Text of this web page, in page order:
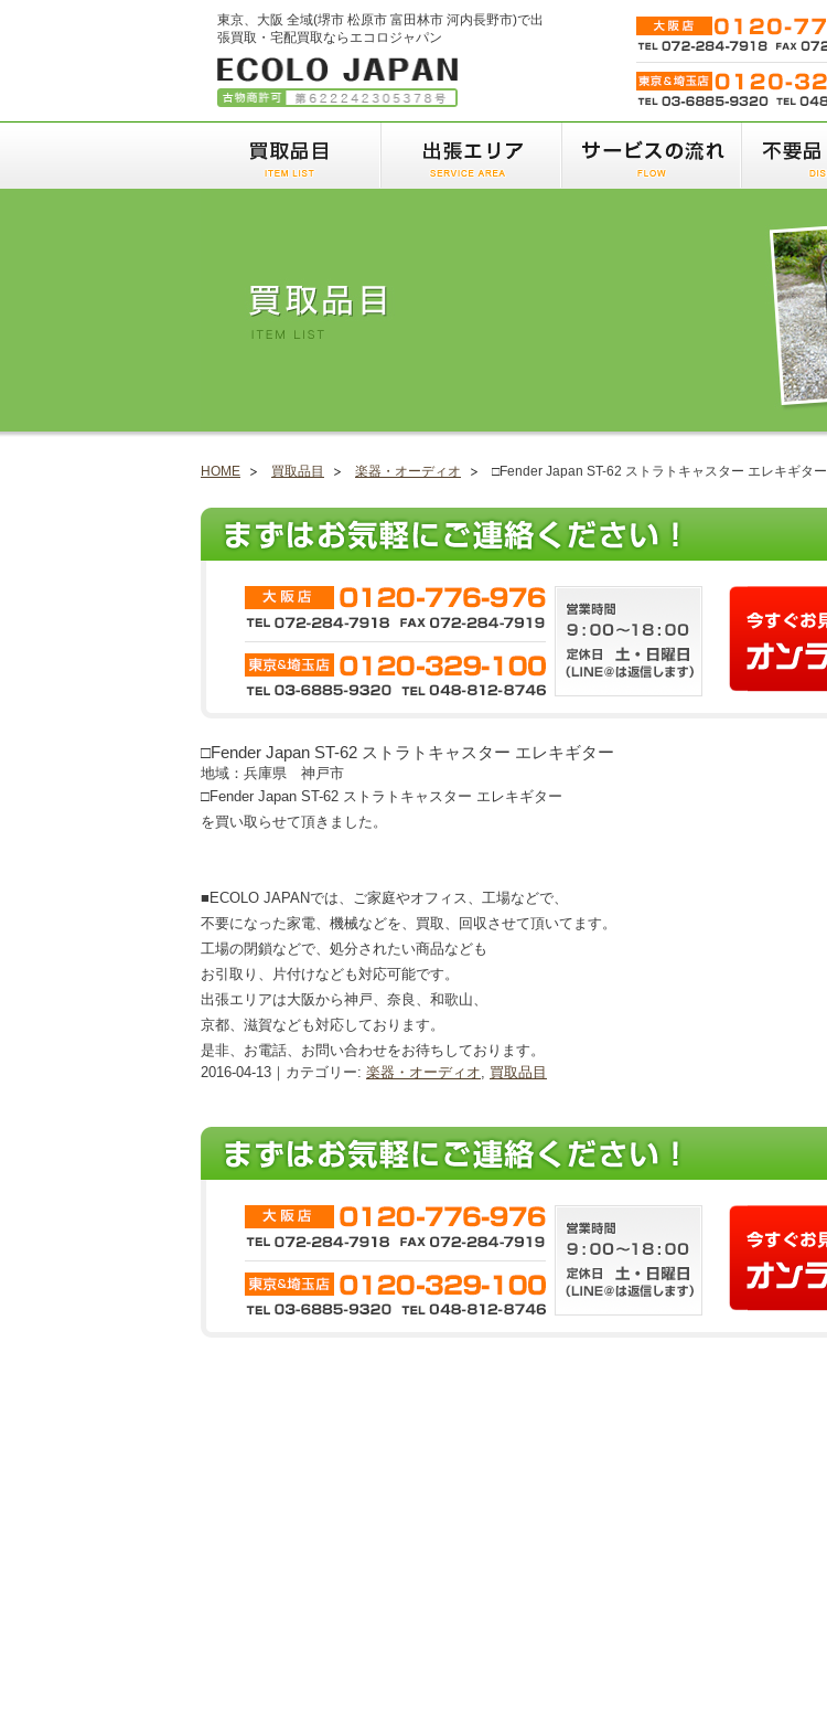
東京、大阪 全域(堺市 松原市 富田林市 河内長野市)で出
張買取・宅配買取ならエコロジャパン
HOME 買取品目 楽器・オーディオ □Fender Japan ST-62 ストラトキャスター エレキギター
□Fender Japan ST-62 ストラトキャスター エレキギター
地域：兵庫県 神戸市
□Fender Japan ST-62 ストラトキャスター エレキギター
を買い取らせて頂きました。
■ECOLO JAPANでは、ご家庭やオフィス、工場などで、
不要になった家電、機械などを、買取、回収させて頂いてます。
工場の閉鎖などで、処分されたい商品なども
お引取り、片付けなども対応可能です。
出張エリアは大阪から神戸、奈良、和歌山、
京都、滋賀なども対応しております。
是非、お電話、お問い合わせをお待ちしております。
2016-04-13｜カテゴリー: 楽器・オーディオ, 買取品目